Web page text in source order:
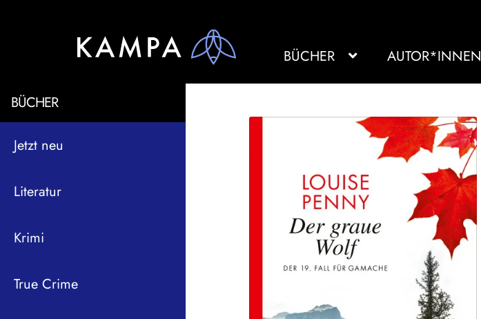
BÜCHER AUTOR*INNEN
BÜCHER
Jetzt neu
Literatur
Krimi
True Crime